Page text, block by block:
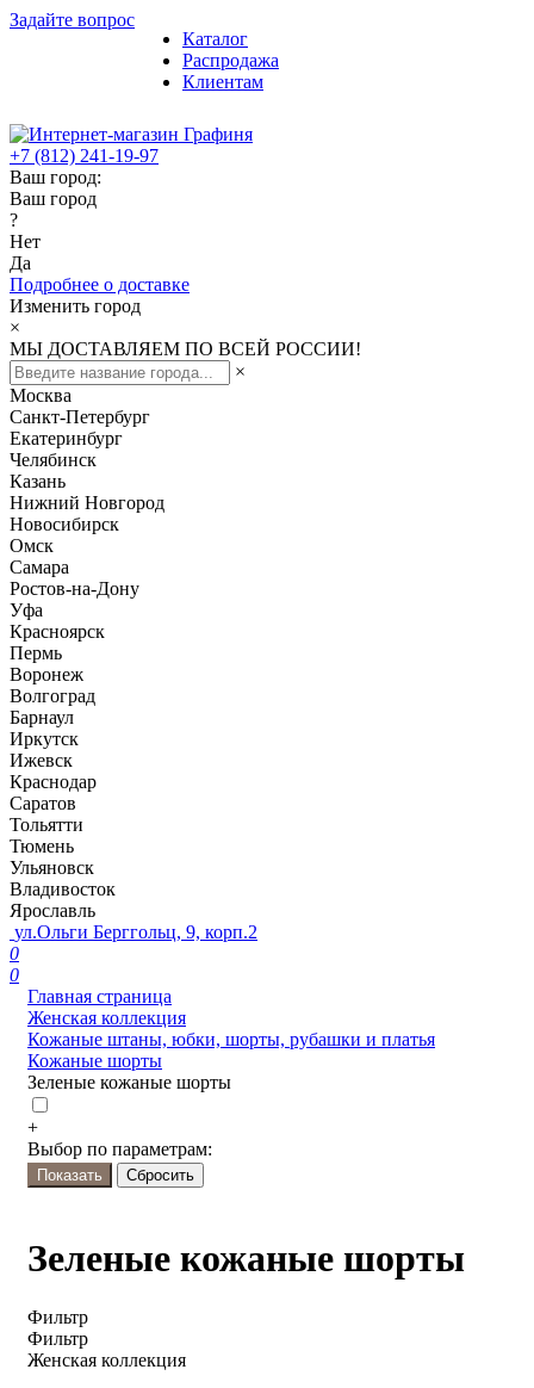
Задайте вопрос
Каталог
Распродажа
Клиентам
+7 (812) 241-19-97
Ваш город:
Ваш город
?
Нет
Да
Подробнее о доставке
Изменить город
×
МЫ ДОСТАВЛЯЕМ ПО ВСЕЙ РОССИИ!
×
Москва
Санкт-Петербург
Екатеринбург
Челябинск
Казань
Нижний Новгород
Новосибирск
Омск
Самара
Ростов-на-Дону
Уфа
Красноярск
Пермь
Воронеж
Волгоград
Барнаул
Иркутск
Ижевск
Краснодар
Саратов
Тольятти
Тюмень
Ульяновск
Владивосток
Ярославль
ул.Ольги Берггольц, 9, корп.2
0
0
Главная страница
Женская коллекция
Кожаные штаны, юбки, шорты, рубашки и платья
Кожаные шорты
Зеленые кожаные шорты
+
Выбор по параметрам:
Зеленые кожаные шорты
Фильтр
Фильтр
Женская коллекция